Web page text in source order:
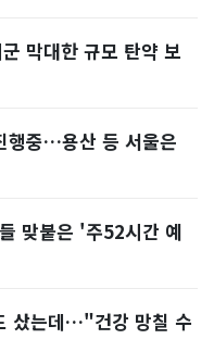
막대한 규모 탄약 보
행중…용산 등 서울은
맞붙은 '주52시간 예
샀는데…"건강 망칠 수